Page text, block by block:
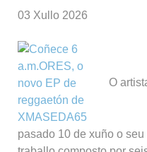
03 Xullo 2026
O
pasado 10 de xuño o